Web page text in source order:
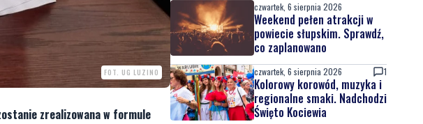
FOT. UG LUZINO
zrealizowana w formule
czwartek, 6 sierpnia 2026
Weekend pełen atrakcji w
powiecie słupskim. Sprawdź,
co zaplanowano
czwartek, 6 sierpnia 2026 1
Kolorowy korowód, muzyka i
regionalne smaki. Nadchodzi
Święto Kociewia